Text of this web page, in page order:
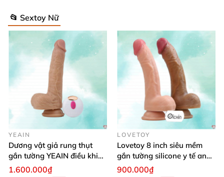
📂 Sextoy Nữ
YEAIN
Dương vật giả rung thụt
gắn tường YEAIN điều khiển
từ xa
1.600.000₫
LOVETOY
Lovetoy 8 inch siêu mềm
gắn tường silicone y tế an
toàn
900.000₫